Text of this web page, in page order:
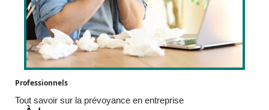
Professionnels
Tout savoir sur la prévoyance en entreprise